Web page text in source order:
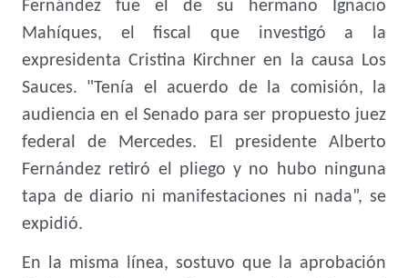
Fernández fue el de su hermano Ignacio
Mahíques, el fiscal que investigó a la
expresidenta Cristina Kirchner en la causa Los
Sauces. "Tenía el acuerdo de la comisión, la
audiencia en el Senado para ser propuesto juez
federal de Mercedes. El presidente Alberto
Fernández retiró el pliego y no hubo ninguna
tapa de diario ni manifestaciones ni nada”, se
expidió.
En la misma línea, sostuvo que la aprobación